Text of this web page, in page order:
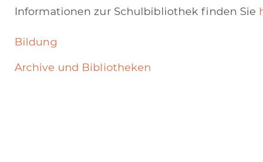
Informationen zur Schulbibliothek finden Sie
Bildung
Archive und Bibliotheken